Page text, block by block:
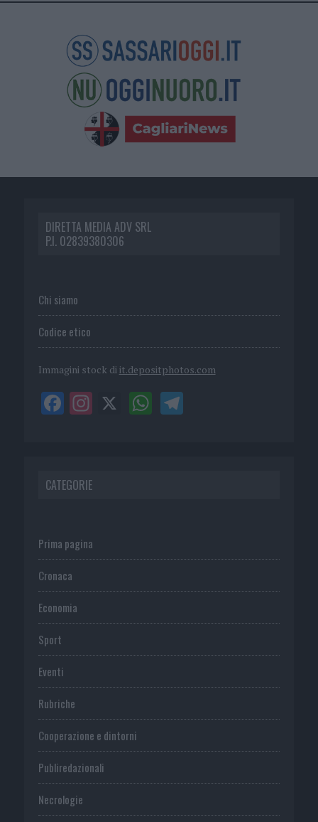
DIRETTA MEDIA ADV SRL
P.I. 02839380306
Chi siamo
Codice etico
Immagini stock di it.depositphotos.com
CATEGORIE
Prima pagina
Cronaca
Economia
Sport
Eventi
Rubriche
Cooperazione e dintorni
Publiredazionali
Necrologie